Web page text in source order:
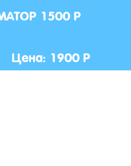
1500 Р
Цена: 1900 Р